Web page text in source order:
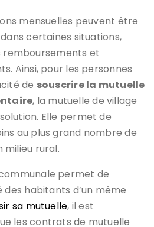
mensuelles peuvent être
dans certaines situations,
et
Ainsi, pour les personnes
de souscrire la mutuelle
, la mutuelle de village
Elle permet de
au plus grand nombre de
milieu rural.
permet de
habitants d’un même
sa mutuelle, il est
les contrats de mutuelle